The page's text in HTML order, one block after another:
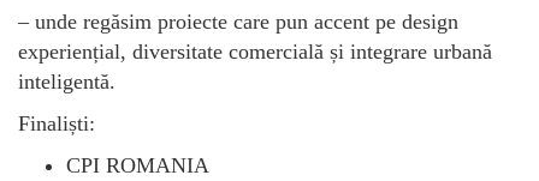
– unde regăsim proiecte care pun accent pe design
experiențial, diversitate comercială și integrare urbană
inteligentă.
Finaliști:
CPI ROMANIA